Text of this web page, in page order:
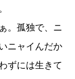
。孤独で、ニ
ニャイんだか
ずには生きて